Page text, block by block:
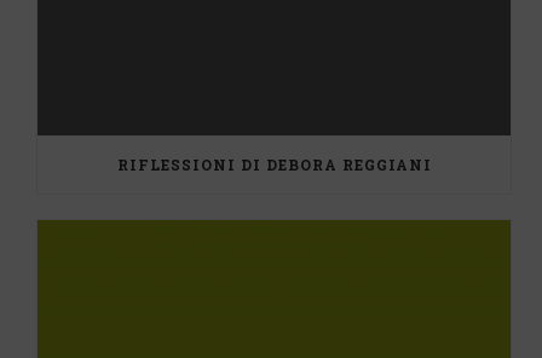
RIFLESSIONI DI DEBORA REGGIANI